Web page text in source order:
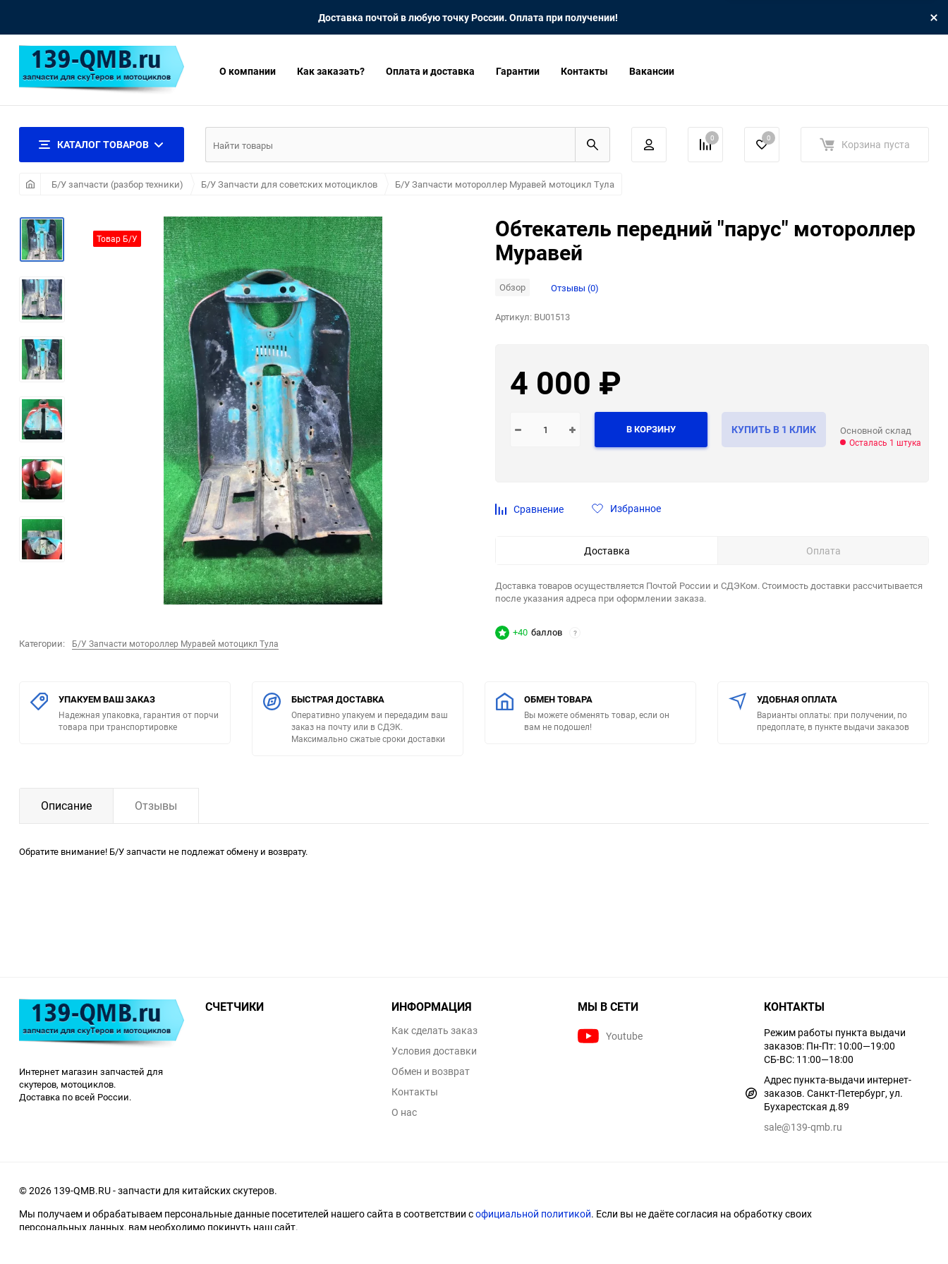
Доставка почтой в любую точку России. Оплата при получении!
О компании Как заказать? Оплата и доставка Гарантии Контакты Вакансии
КАТАЛОГ ТОВАРОВ 0 0 Корзина пуста
Б/У запчасти (разбор техники) Б/У Запчасти для советских мотоциклов Б/У Запчасти мотороллер Муравей мотоцикл Тула
Товар Б/У
Категории: Б/У Запчасти мотороллер Муравей мотоцикл Тула
Обтекатель передний "парус" мотороллер
Муравей
Обзор Отзывы (0)
Артикул: BU01513
4 000 ₽
В КОРЗИНУ КУПИТЬ В 1 КЛИК Основной склад
Осталась 1 штука
Сравнение Избранное
Доставка Оплата
Доставка товаров осуществляется Почтой России и СДЭКом. Стоимость доставки рассчитывается
после указания адреса при оформлении заказа.
+40 баллов ?
УПАКУЕМ ВАШ ЗАКАЗ
Надежная упаковка, гарантия от порчи
товара при транспортировке
БЫСТРАЯ ДОСТАВКА
Оперативно упакуем и передадим ваш
заказ на почту или в СДЭК.
Максимально сжатые сроки доставки
ОБМЕН ТОВАРА
Вы можете обменять товар, если он
вам не подошел!
УДОБНАЯ ОПЛАТА
Варианты оплаты: при получении, по
предоплате, в пункте выдачи заказов
Описание Отзывы
Обратите внимание! Б/У запчасти не подлежат обмену и возврату.
Интернет магазин запчастей для
скутеров, мотоциклов.
Доставка по всей России.
СЧЕТЧИКИ ИНФОРМАЦИЯ
Как сделать заказ
Условия доставки
Обмен и возврат
Контакты
О нас
МЫ В СЕТИ
Youtube
КОНТАКТЫ
Режим работы пункта выдачи
заказов: Пн-Пт: 10:00—19:00
СБ-ВС: 11:00—18:00
Адрес пункта-выдачи интернет-
заказов. Санкт-Петербург, ул.
Бухарестская д.89
sale@139-qmb.ru
© 2026 139-QMB.RU - запчасти для китайских скутеров.
Мы получаем и обрабатываем персональные данные посетителей нашего сайта в соответствии софициальной политикой. Если вы не даёте согласия на обработку своих
персональных данных, вам необходимо покинуть наш сайт.